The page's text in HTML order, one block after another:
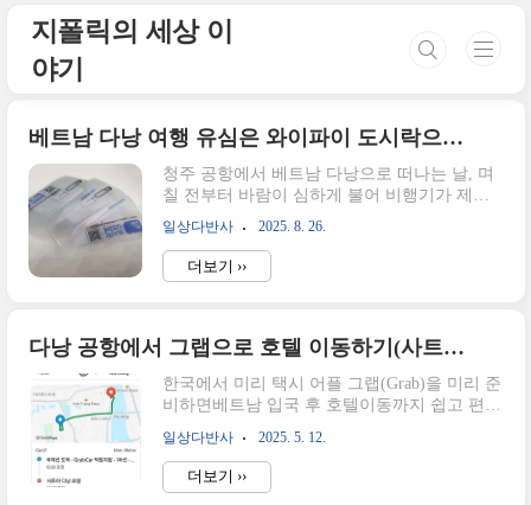
지폴릭의 세상 이
야기
베트남 다낭 여행 유심은 와이파이 도시락으로 선택! (청주공항 교환)
청주 공항에서 베트남 다낭으로 떠나는 날, 며
칠 전부터 바람이 심하게 불어 비행기가 제대
로 이륙할 수 있을지 걱정이 많았다.기상 예보
를 몇 번이나 찾아봤는데, 다행히 예정대로 출
발할 수 있었다. 이번 여행은 가족 네 명이 함께
한 여행인데, 다들 기대를 많이 하고 있는 만큼
번에도 유심칩을 준비하기로 했다. 와이파이
택!이번 여행에서 유심형 와이파이 도시락을
선택한 가장 큰 이유는 네이버 카페 '다낭 도깨
비'덕분이었다. 우연히 알게 된 이 카페에서 베
비가 무척 수월했다.카페 회원들은 할인해주기
도 해서 원하는 정보가 있다면 한 ..
일상다반사 2025. 8. 26.
더보기 ››
다낭 공항에서 그랩으로 호텔 이동하기(사트야 호텔)
한국에서 미리 택시 어플 그랩(Grab)을 미리 준
비하면베트남 입국 후 호텔이동까지 쉽고 편리
자정이 넘어서 도착해서 이동부터 체크인까지
걱정이 많았다.심야시간에 다낭공항에서 한시
장 근처 시내에 위치한 호텔까지 이동해 보니
일상다반사 2025. 5. 12.
더보기 ››